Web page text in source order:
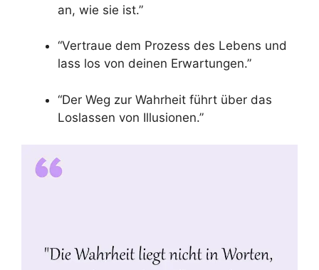
an, wie sie ist.”
“Vertraue dem Prozess des Lebens und
lass los von deinen Erwartungen.”
“Der Weg zur Wahrheit führt über das
Loslassen von Illusionen.”